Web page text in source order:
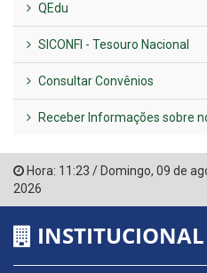
QEdu
SICONFI - Tesouro Nacional
Consultar Convênios
Receber Informações sobre
Hora: 11:23 / Domingo, 09 de
2026
INSTITUCIONAL